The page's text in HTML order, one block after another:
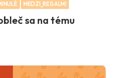
MEDZI_REGALMI
sa na tému